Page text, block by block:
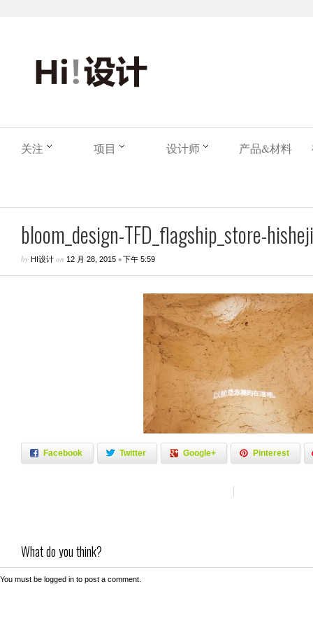
关注 项目 设计师 产品&材料
bloom_design-TFD_flagship_store-
by HI设计 on 12 月 28, 2015 •下午 5:59
Facebook Twitter Google+ Pinterest
What do you think?
You must be logged in to post a comment.